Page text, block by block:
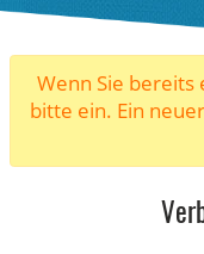
Wenn Sie bereits
bitte ein. Ein